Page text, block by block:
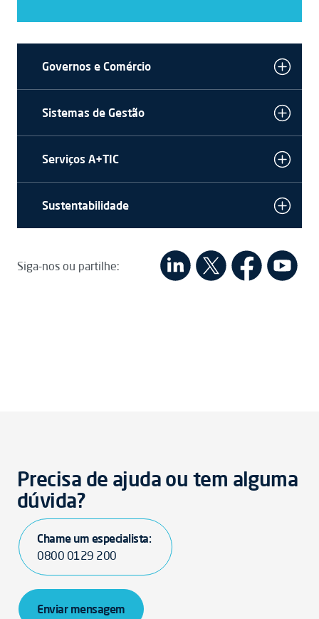
Governos e Comércio
Sistemas de Gestão
Serviços A+TIC
Sustentabilidade
Siga-nos ou partilhe:
Precisa de ajuda ou tem alguma
dúvida?
Chame um especialista:
0800 0129 200
Enviar mensagem